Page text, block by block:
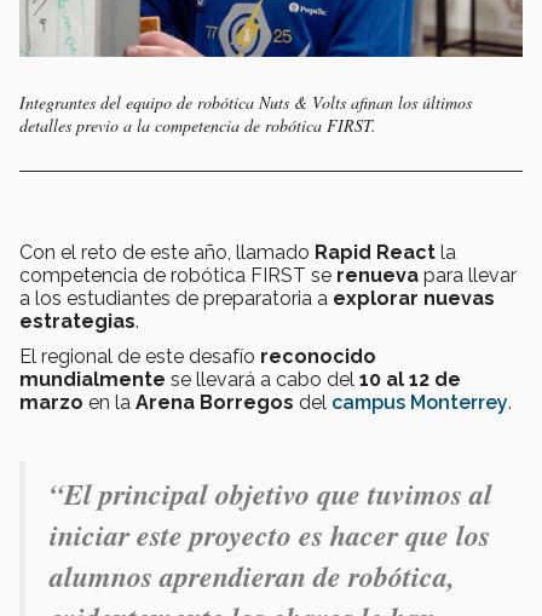
Integrantes del equipo de robótica Nuts & Volts afinan los últimos
detalles previo a la competencia de robótica FIRST.
Con el reto de este año, llamado Rapid React la
competencia de robótica FIRST se renueva para llevar
a los estudiantes de preparatoria a explorar nuevas
estrategias.
El regional de este desafío reconocido
mundialmente se llevará a cabo del 10 al 12 de
marzo en la Arena Borregos del campus Monterrey.
“El principal objetivo que tuvimos al
iniciar este proyecto es hacer que los
alumnos aprendieran de robótica,